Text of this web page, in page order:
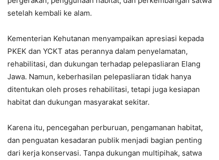
setelah kembali ke alam.
Kementerian Kehutanan menyampaikan apresiasi kepada
PKEK dan YCKT atas perannya dalam penyelamatan,
rehabilitasi, dan dukungan terhadap pelepasliaran Elang
Jawa. Namun, keberhasilan pelepasliaran tidak hanya
ditentukan oleh proses rehabilitasi, tetapi juga kesiapan
habitat dan dukungan masyarakat sekitar.
Karena itu, pencegahan perburuan, pengamanan habitat,
dan penguatan kesadaran publik menjadi bagian penting
dari kerja konservasi. Tanpa dukungan multipihak, satwa